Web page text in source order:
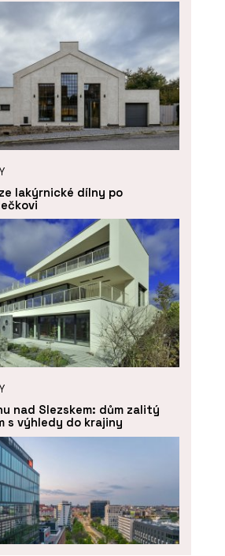
lakýrnické dílny po
nad Slezskem: dům zalitý
s výhledy do krajiny